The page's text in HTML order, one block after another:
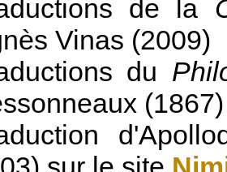
de la
Vinas (2009)
du
(1867)